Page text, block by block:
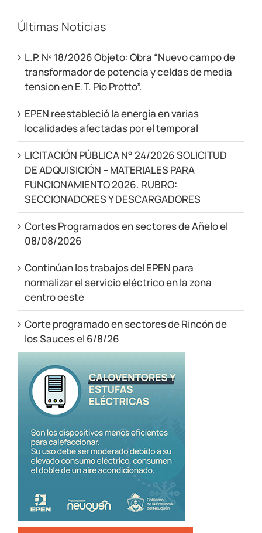
Últimas Noticias
L.P. Nº 18/2026 Objeto: Obra “Nuevo campo de
transformador de potencia y celdas de media
tension en E.T. Pio Protto”.
EPEN reestableció la energía en varias
localidades afectadas por el temporal
LICITACIÓN PÚBLICA N° 24/2026 SOLICITUD
DE ADQUISICIÓN – MATERIALES PARA
FUNCIONAMIENTO 2026. RUBRO:
SECCIONADORES Y DESCARGADORES
Cortes Programados en sectores de Añelo el
08/08/2026
Continúan los trabajos del EPEN para
normalizar el servicio eléctrico en la zona
centro oeste
Corte programado en sectores de Rincón de
los Sauces el 6/8/26